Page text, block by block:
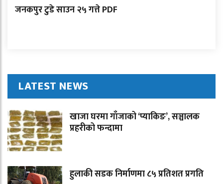
जनकपुर टुडे साउन २५ गत्ते PDF
LATEST NEWS
खाजा घरमा गाँजाको ‘प्याकिङ’, सञ्चालक
प्रहरीको फन्दामा
हुलाकी सडक निर्माणमा ८५ प्रतिशत प्रगति